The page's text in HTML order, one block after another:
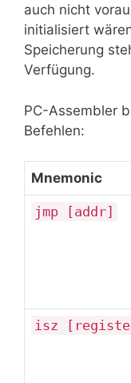
auch nicht
initialisiert
Speicherung
Verfügung.
PC-Assembler
Befehlen:
Mnemonic
jmp [addr]
isz